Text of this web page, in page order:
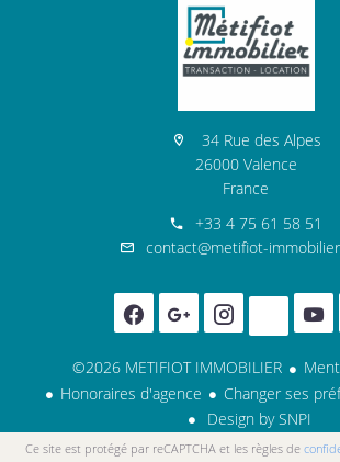
34 Rue des Alpes
26000 Valence
France
+33 4 75 61 58 51
contact@metifiot-
©2026 METIFIOT IMMOBILIER
Honoraires d'agence
Changer ses
Design bySNPI
Ce site est protégé par reCAPTCHA et les règles de